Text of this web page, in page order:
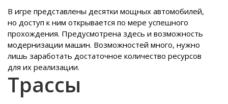
В игре представлены десятки мощных автомобилей,
но доступ к ним открывается по мере успешного
прохождения. Предусмотрена здесь и возможность
модернизации машин. Возможностей много, нужно
лишь заработать достаточное количество ресурсов
для их реализации.
Трассы